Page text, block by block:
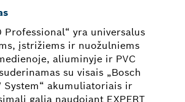
Professional“ yra universalus
įstrižiems ir nuožulniems
aliuminyje ir PVC
su visais „Bosch
System“ akumuliatoriais ir
galia naudojant EXPERT